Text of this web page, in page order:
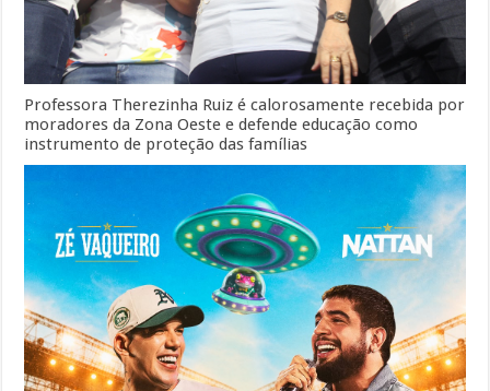
Professora Therezinha Ruiz é calorosamente recebida por
moradores da Zona Oeste e defende educação como
instrumento de proteção das famílias